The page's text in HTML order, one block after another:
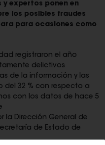
y expertos ponen en
los posibles fraudes
para ocasiones como
registraron el año
delictivos
de la información y las
del 32 % con respecto a
con los datos de hace 5
la Dirección General de
de Estado de